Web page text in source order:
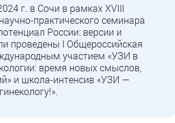
г. в Сочи в рамках XVIII
практического семинара
России: версии и
проведены I Общероссийская
участием «УЗИ в
время новых смыслов,
и школа-интенсив «УЗИ —